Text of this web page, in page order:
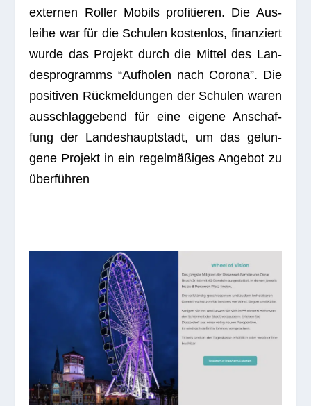
exter­nen Rol­ler Mobils pro­fi­tie­ren. Die Aus­
leihe war für die Schu­len kos­ten­los, finan­ziert
wurde das Pro­jekt durch die Mit­tel des Lan­
des­pro­gramms “Auf­ho­len nach Corona”. Die
posi­ti­ven Rück­mel­dun­gen der Schu­len waren
aus­schlag­ge­bend für eine eigene Anschaf­
fung der Lan­des­haupt­stadt, um das gelun­
gene Pro­jekt in ein regel­mä­ßi­ges Ange­bot zu
überführen